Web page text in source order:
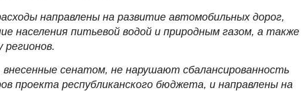
направлены на развитие автомобильных дорог,
населения питьевой водой и природным газом, а также
регионов.
внесенные сенатом, не нарушают сбалансированность
проекта республиканского бюджета, и направлены на